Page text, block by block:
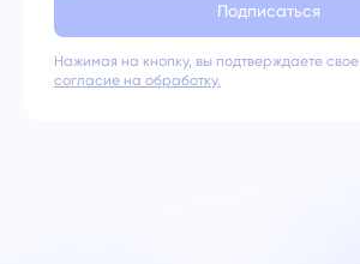
Подписаться
Нажимая на кнопку, вы подтверждаете свое
согласие на обработку.